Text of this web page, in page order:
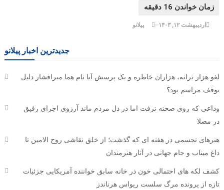
اردیبهشت ۱۲, ۱۴۰۳ پیلانو
جدیدترین اخبار پیلانو
لغو هزار ترانه، هزاران خاطره و یک پرسش آیا نام هما میرافشار دلیل
توقف مراسم بود؟
وداعی که روی صحنه نرفت اما در دل مردم ماند آرزوی اجرای رفیق
در مصلا
هنرهای تجسمی در هفته ای که گذشت؛ از خلق نقاشی روح الامین تا
داغ میناب و جام جهانی در آثار هنرمندان
کشف لکه های احتمالی خون در خانه سابق خواننده آمریکایی جزئیات
تازه از پرونده مرگ سلست ریواس هرناندز